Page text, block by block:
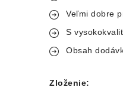
Veľmi dobre
S
Obsah
Zloženie: